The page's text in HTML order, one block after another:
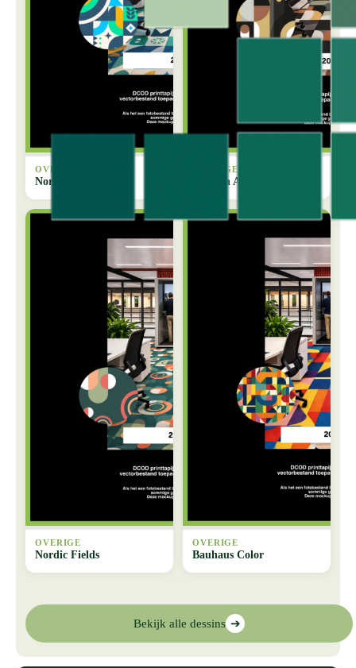
OVERIGE
Nordic Tiles
OVERIGE
Modern Arches
OVERIGE
Nordic Fields
OVERIGE
Bauhaus Color
Bekijk alle dessins ➔